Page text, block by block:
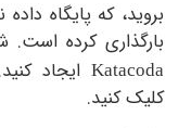
که پایگاه داده نمونه
کرده است. شما
ایجاد کنید.
کنید.